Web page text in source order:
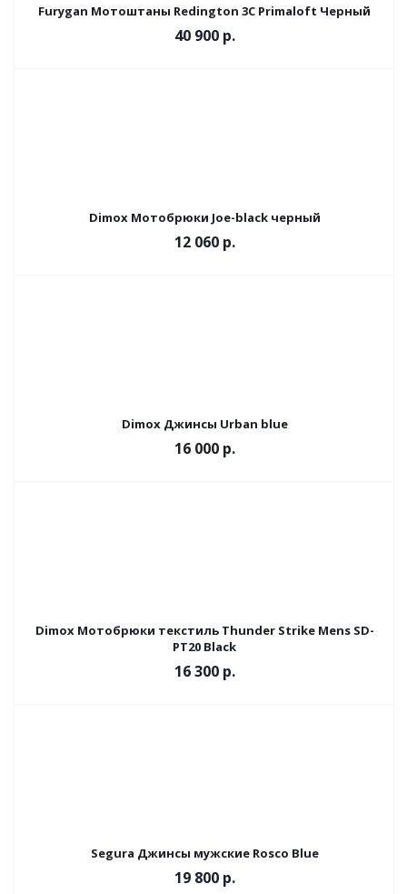
Furygan Мотоштаны Redington 3C Primaloft Черный
40 900 р.
Dimox Мотобрюки Joe-black черный
12 060 р.
Dimox Джинсы Urban blue
16 000 р.
Dimox Мотобрюки текстиль Thunder Strike Mens SD-
PT20 Black
16 300 р.
Segura Джинсы мужские Rosco Blue
19 800 р.